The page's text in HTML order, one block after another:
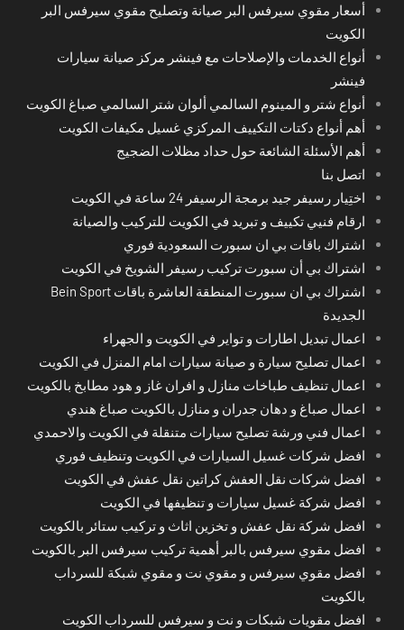
أسعار مقوي سيرفس البر صيانة وتصليح مقوي سيرفس البر
الكويت
أنواع الخدمات والإصلاحات مع فينشر مركز صيانة سيارات
فينشر
أنواع شتر و المينوم السالمي ألوان شتر السالمي صباغ الكويت
أهم أنواع دكتات التكييف المركزي غسيل مكيفات الكويت
أهم الأسئلة الشائعة حول حداد مظلات الضجيج
اتصل بنا
اختِيار رسيفر جيد برمجة الرسيفر 24 ساعة في الكويت
ارقام فنيي تكييف و تبريد في الكويت للتركيب والصيانة
اشتراك باقات بي ان سبورت السعودية فوري
اشتراك بي أن سبورت تركيب رسيفر الشويخ في الكويت
اشتراك بي ان سبورت المنطقة العاشرة باقات Bein Sport
الجديدة
اعمال تبديل اطارات و تواير في الكويت و الجهراء
اعمال تصليح سيارة و صيانة سيارات امام المنزل في الكويت
اعمال تنظيف طباخات منازل و افران غاز و هود مطابخ بالكويت
اعمال صباغ و دهان جدران و منازل بالكويت صباغ هندي
اعمال فني ورشة تصليح سيارات متنقلة في الكويت والاحمدي
افضل شركات غسيل السيارات في الكويت وتنظيف فوري
افضل شركات نقل العفش كراتين نقل عفش في الكويت
افضل شركة غسيل سيارات و تنظيفها في الكويت
افضل شركة نقل عفش و تخزين اثاث و تركيب ستائر بالكويت
افضل مقوي سيرفس بالبر أهمية تركيب سيرفس البر بالكويت
افضل مقوي سيرفس و مقوي نت و مقوي شبكة للسرداب
بالكويت
افضل مقويات شبكات و نت و سيرفس للسرداب الكويت